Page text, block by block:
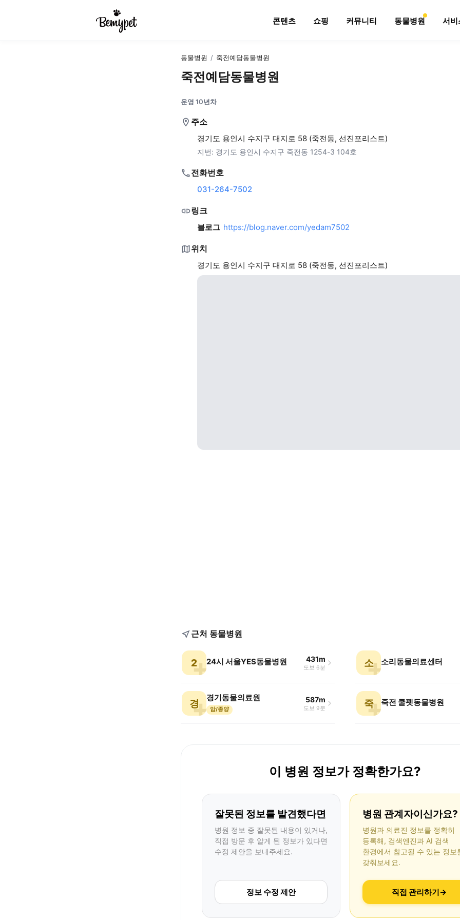
콘텐츠 쇼핑 커뮤니티 동물병원 서비
동물병원 / 죽전예담동물병원
죽전예담동물병원
운영 10년차
주소
경기도 용인시 수지구 대지로 58 (죽전동, 선진포리스트)
지번: 경기도 용인시 수지구 죽전동 1254-3 104호
전화번호
031-264-7502
링크
블로그 https://blog.naver.com/yedam7502
위치
경기도 용인시 수지구 대지로 58 (죽전동, 선진포리스트)
근처 동물병원
2 24시 서울YES동물병원 431m
도보 6분 소 소리동물의료센터
경
경기동물의료원
암/종양
587m
도보 9분 죽 죽전 쿨펫동물병원
이 병원 정보가 정확한가요?
잘못된 정보를 발견했다면
병원 정보 중 잘못된 내용이 있거나,
직접 방문 후 알게 된 정보가 있다면
수정 제안을 보내주세요.
정보 수정 제안
병원 관계자이신가요?
병원과 의료진 정보를 정확히
등록해, 검색엔진과 AI 검색
환경에서 참고될 수 있는 정보
갖춰보세요.
직접 관리하기→